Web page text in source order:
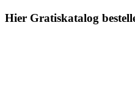
Hier Gratiskatalog